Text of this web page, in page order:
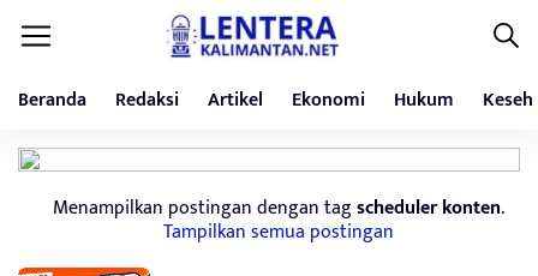
Beranda Redaksi Artikel Ekonomi Hukum
Menampilkan postingan dengan tagscheduler konten.
Tampilkan semua postingan